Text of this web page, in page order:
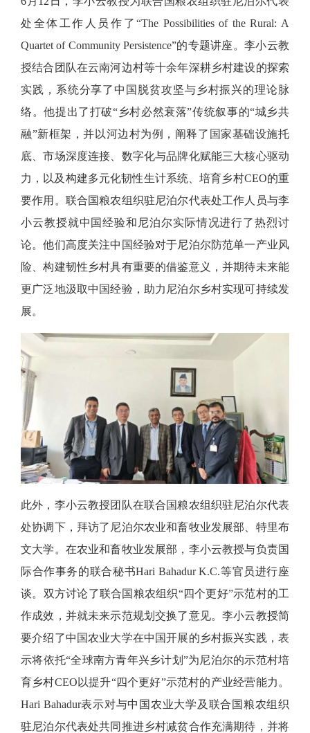
处全体工作人员作了“The Possibilities of the Rural: A
Quartet of Community Persistence”的专题讲座。李小云教
授结合团队在云南河边村等十余年深耕乡村建设的探索
实践，系统分享了中国脱贫攻坚与乡村振兴的理论脉
络。他提出了打破“乡村必然衰落”传统叙事的“城乡共
融”新框架，并以河边村为例，阐释了国家基础设施托
底、市场深度连接、数字化与品牌化赋能三大核心驱动
力，以及构建多元化韧性生计系统、培育乡村CEO的重
要作用。联合国粮农组织驻尼泊尔代表处工作人员与李
小云教授就中国经验和尼泊尔实际情况进行了热烈讨
论。他们高度关注中国经验对于尼泊尔防范单一产业风
险、构建韧性乡村具有重要的借鉴意义，并期待未来能
更广泛地汲取中国经验，助力尼泊尔乡村实现可持续发
展。
此外，李小云教授团队在联合国粮农组织驻尼泊尔代表
处协调下，拜访了尼泊尔农业和畜牧业发展部、特里布
文大学。在农业和畜牧业发展部，李小云教授与负责国
际合作事务的联合秘书Hari Bahadur K.C.等官员进行座
谈。双方讨论了联合国粮农组织“四个更好”示范村的工
作成效，并就未来示范规划交换了意见。李小云教授简
要介绍了中国农业大学在中国开展的乡村振兴实践，表
示将依托“全球南方青年兴乡计划”为尼泊尔的示范村培
育乡村CEO以提升“四个更好”示范村的产业经营能力。
Hari Bahadur表示对与中国农业大学及联合国粮农组织
驻尼泊尔代表处共同推进乡村减贫合作充满期待，并将